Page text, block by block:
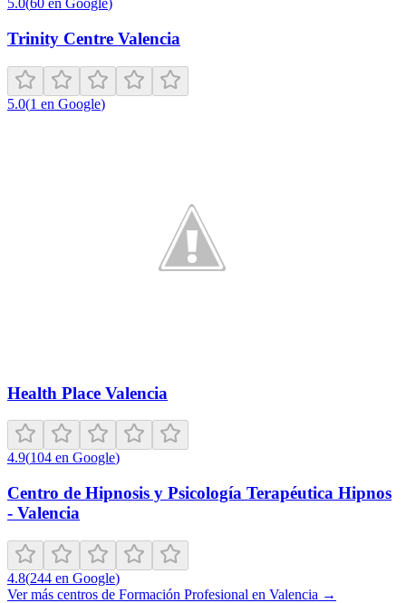
5.0(60 en Google)
Trinity Centre Valencia
5.0(1 en Google)
Health Place Valencia
4.9(104 en Google)
Centro de Hipnosis y Psicología Terapéutica Hipnos
- Valencia
4.8(244 en Google)
Ver más centros de Formación Profesional en Valencia →